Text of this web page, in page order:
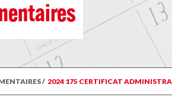
/ 2024 175 CERTIFICAT